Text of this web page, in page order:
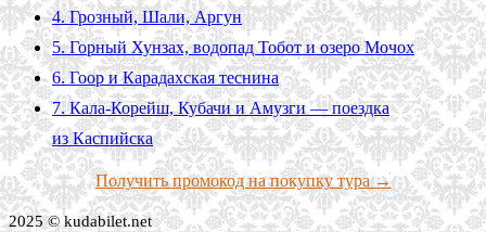
4. Грозный, Шали, Аргун
5. Горный Хунзах, водопад Тобот и озеро Мочох
6. Гоор и Карадахская теснина
7. Кала-Корейш, Кубачи и Амузги — поездка
из Каспийска
Получить промокод на покупку тура →
2025 © kudabilet.net